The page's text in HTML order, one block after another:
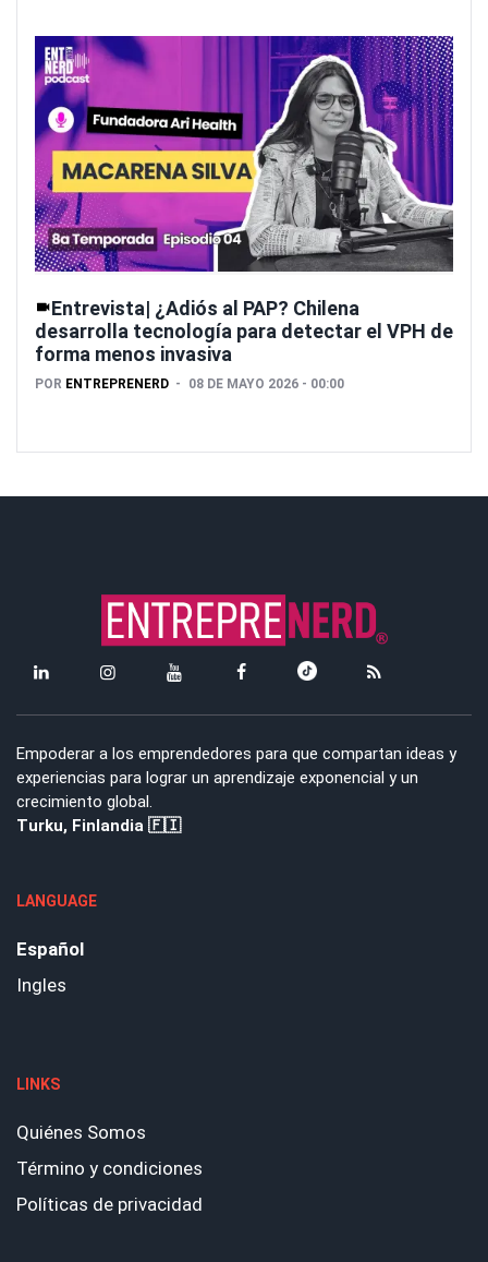
Entrevista| ¿Adiós al PAP? Chilena
desarrolla tecnología para detectar el VPH de
forma menos invasiva
POR ENTREPRENERD 08 DE MAYO 2026 - 00:00
Empoderar a los emprendedores para que compartan ideas y
experiencias para lograr un aprendizaje exponencial y un
crecimiento global.
Turku, Finlandia 🇫🇮
LANGUAGE
Español
Ingles
LINKS
Quiénes Somos
Término y condiciones
Políticas de privacidad